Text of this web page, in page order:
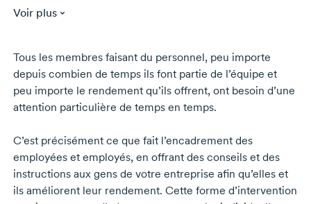
Voir plus
Tous les membres faisant du personnel, peu importe
depuis combien de temps ils font partie de l’équipe et
peu importe le rendement qu’ils offrent, ont besoin d’une
attention particulière de temps en temps.
C’est précisément ce que fait l’encadrement des
employées et employés, en offrant des conseils et des
instructions aux gens de votre entreprise afin qu’elles et
ils améliorent leur rendement. Cette forme d’intervention